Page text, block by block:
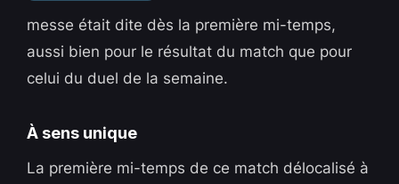
messe était dite dès la première mi-temps,
aussi bien pour le résultat du match que pour
celui du duel de la semaine.
À sens unique
La première mi-temps de ce match délocalisé à